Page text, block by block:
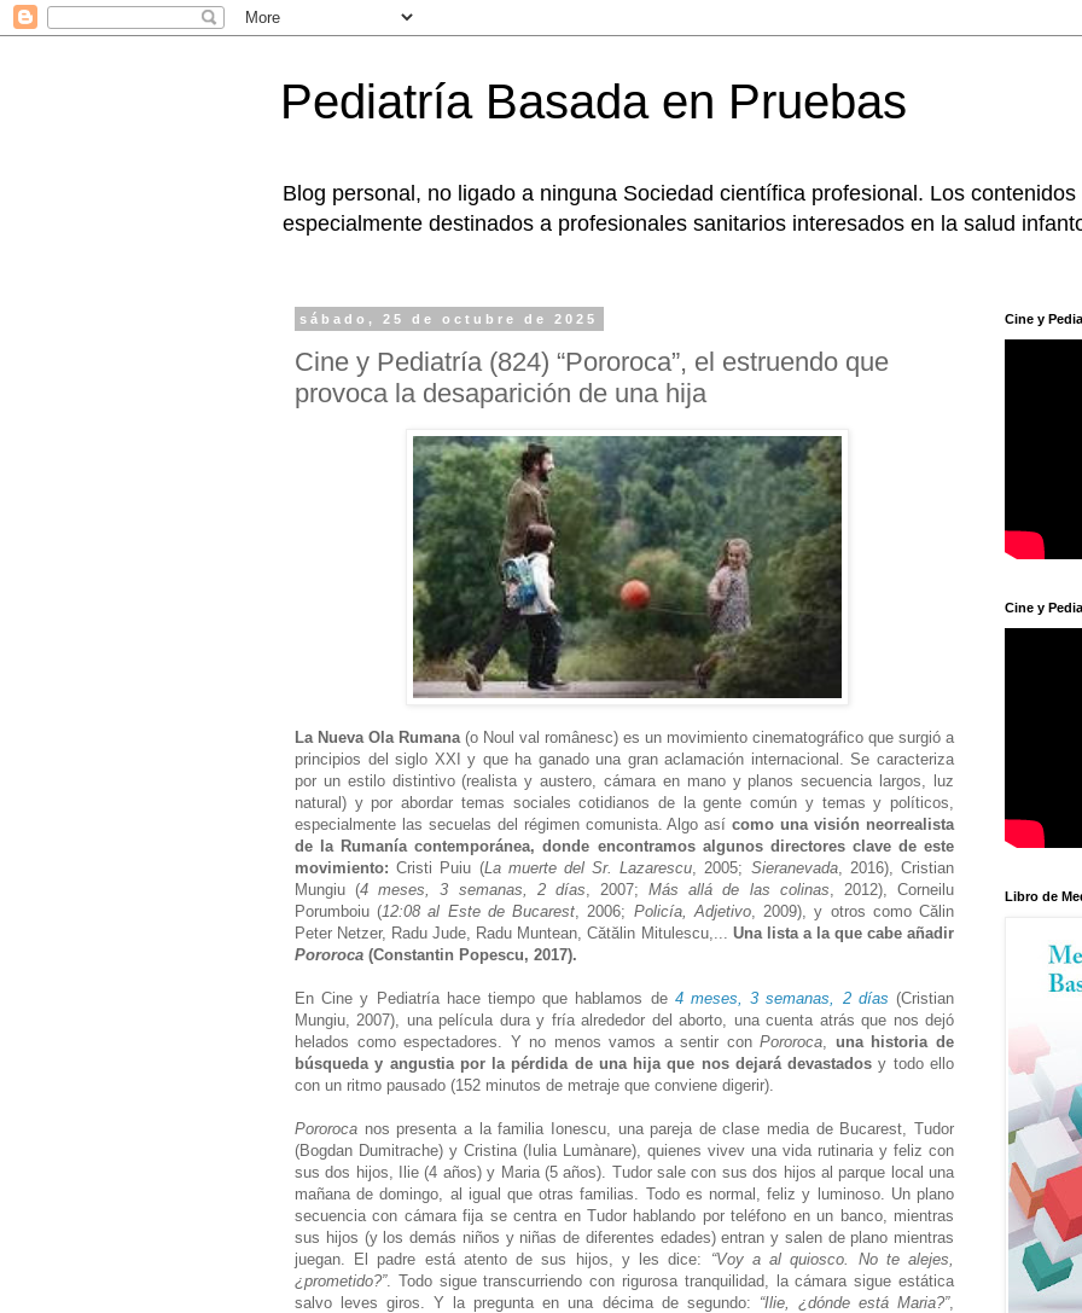
Pediatría Basada en Pruebas
Blog personal, no ligado a ninguna Sociedad científica profesional. Los
especialmente destinados a profesionales sanitarios interesados en la salud
sábado, 25 de octubre de 2025
Cine y Pediatría (824) “Pororoca”, el estruendo que
provoca la desaparición de una hija
La Nueva Ola Rumana (o Noul val românesc) es un movimiento cinematográfico que surgió a
principios del siglo XXI y que ha ganado una gran aclamación internacional. Se caracteriza
por un estilo distintivo (realista y austero, cámara en mano y planos secuencia largos, luz
natural) y por abordar temas sociales cotidianos de la gente común y temas y políticos,
especialmente las secuelas del régimen comunista. Algo asícomo una visión neorrealista
de la Rumanía contemporánea, donde encontramos algunos directores clave de este
movimiento: Cristi Puiu (La muerte del Sr. Lazarescu , 2005; Sieranevada, 2016), Cristian
Mungiu (4 meses, 3 semanas, 2 días , 2007;Más allá de las colinas , 2012), Corneilu
Porumboiu (12:08 al Este de Bucarest , 2006; Policía, Adjetivo, 2009), y otros como Călin
Peter Netzer, Radu Jude, Radu Muntean, Cătălin Mitulescu,... Una lista a la que cabe añadir
Pororoca (Constantin Popescu, 2017).
En Cine y Pediatría hace tiempo que hablamos de 4 meses, 3 semanas, 2 días (Cristian
Mungiu, 2007), una película dura y fría alrededor del aborto, una cuenta atrás que nos dejó
helados como espectadores. Y no menos vamos a sentir conPororoca
una historia de
búsqueda y angustia por la pérdida de una hija que nos dejará devastados y todo ello
con un ritmo pausado (152 minutos de metraje que conviene digerir).
Pororoca nos presenta a la familia Ionescu, una pareja de clase media de Bucarest, Tudor
(Bogdan Dumitrache) y Cristina (Iulia Lumànare), quienes vivev una vida rutinaria y feliz con
sus dos hijos, Ilie (4 años) y Maria (5 años). Tudor sale con sus dos hijos al parque local una
mañana de domingo, al igual que otras familias. Todo es normal, feliz y luminoso. Un plano
secuencia con cámara fija se centra en Tudor hablando por teléfono en un banco, mientras
sus hijos (y los demás niños y niñas de diferentes edades) entran y salen de plano mientras
juegan. El padre está atento de sus hijos, y les dice: “Voy a al quiosco. No te alejes,
¿prometido?”. Todo sigue transcurriendo con rigurosa tranquilidad, la cámara sigue estática
salvo leves giros. Y la pregunta en una décima de segundo: “Ilie, ¿dónde está Maria?”,
Cine y
Cine y
Libro de